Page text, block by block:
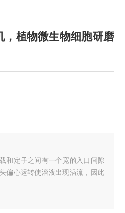
，植物微生物细胞研磨
和定子之间有一个宽的入口间隙
偏心运转使溶液出现涡流，因此